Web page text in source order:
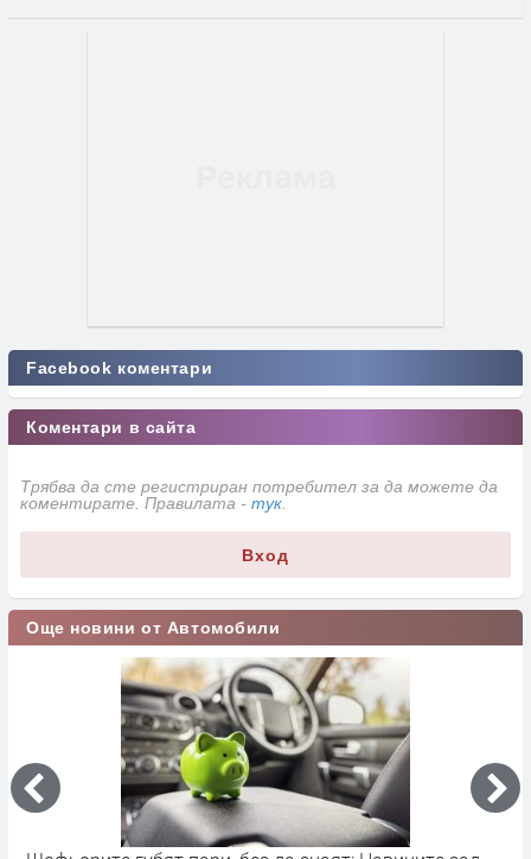
Facebook коментари
Коментари в сайта
Трябва да сте регистриран потребител за да можете да
коментирате. Правилата - тук
Вход
Още новини от Автомобили